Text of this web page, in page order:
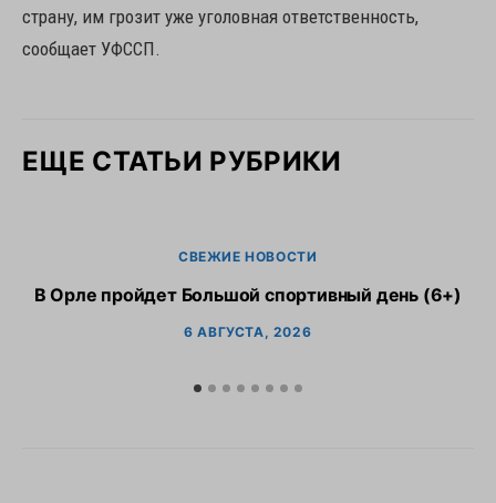
страну, им грозит уже уголовная ответственность,
сообщает УФССП.
ЕЩЕ СТАТЬИ РУБРИКИ
СВЕЖИЕ НОВОСТИ
В Орле пройдет Большой спортивный день (6+)
6 АВГУСТА, 2026